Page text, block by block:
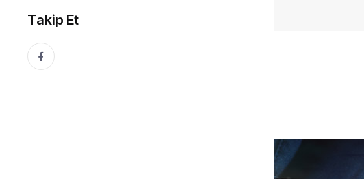
Takip Et